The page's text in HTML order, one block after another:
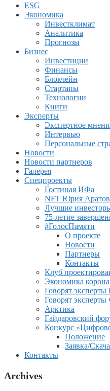
ESG
Экономика
Инвестклимат
Аналитика
Прогнозы
Бизнес
Инвестиции
Финансы
Блокчейн
Стартапы
Технологии
Книги
Эксперты
Экспертное
Интервью
Персональные
Новости
Новости партнеров
Галерея
Спецпроекты
Гостиная ИФа
NFT Юрия
Лучшие
75-летие
#ГолосПамяти
О проекте
Новости
Партнеры
Контакты
Клуб
Экономика
Говорят
Говорят
Арктика
Гайдаровский
Конкурс
Положение
Заявка/
Контакты
Archives